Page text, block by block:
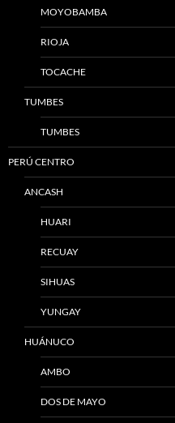
MOYOBAMBA
RIOJA
TOCACHE
TUMBES
TUMBES
PERÚ CENTRO
ANCASH
HUARI
RECUAY
SIHUAS
YUNGAY
HUÁNUCO
AMBO
DOS DE MAYO